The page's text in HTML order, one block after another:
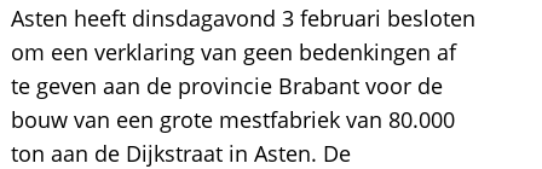
Asten heeft dinsdagavond 3 februari besloten
om een verklaring van geen bedenkingen af
te geven aan de provincie Brabant voor de
bouw van een grote mestfabriek van 80.000
ton aan de Dijkstraat in Asten. De